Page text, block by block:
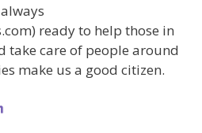
ready to help those in
take care of people around
make us a good citizen.